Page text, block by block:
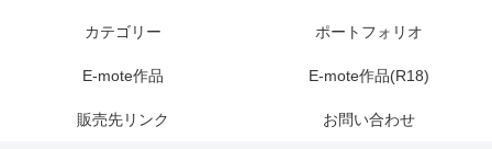
カテゴリー ポートフォリオ
E-mote作品 E-mote作品(R18)
販売先リンク お問い合わせ